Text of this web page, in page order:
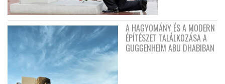
A HAGYOMÁNY ÉS A MODERN
ÉPÍTÉSZET TALÁLKOZÁSA A
GUGGENHEIM ABU DHABIBAN